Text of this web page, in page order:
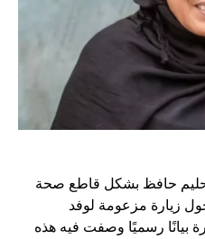
حافظ بشكل قاطع صحة
زيارة مزعومة لوفد
بيانًا رسميًا وصفت فيه هذه